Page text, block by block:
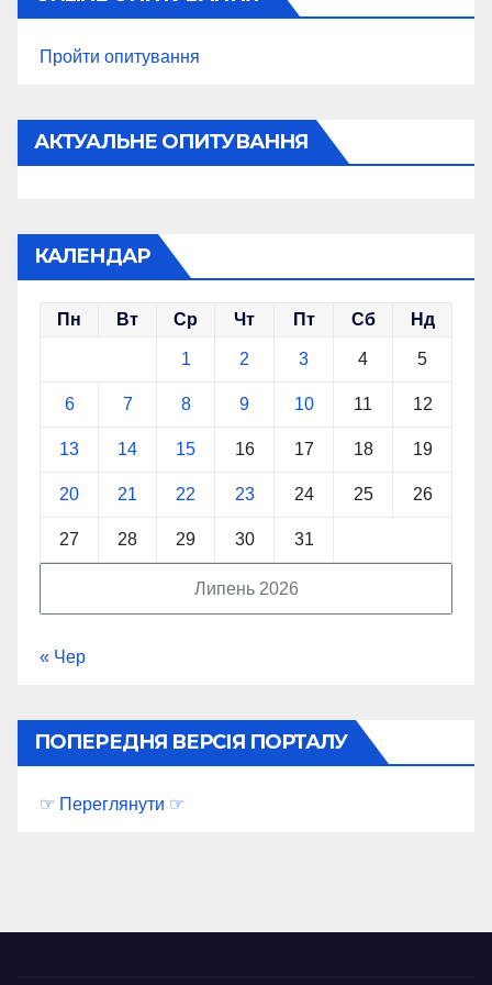
Пройти опитування
АКТУАЛЬНЕ ОПИТУВАННЯ
КАЛЕНДАР
Липень 2026
Пн Вт Ср Чт Пт Сб Нд
1 2 3 4 5
6 7 8 9 10 11 12
13 14 15 16 17 18 19
20 21 22 23 24 25 26
27 28 29 30 31
« Чер
ПОПЕРЕДНЯ ВЕРСІЯ ПОРТАЛУ
☞ Переглянути ☞